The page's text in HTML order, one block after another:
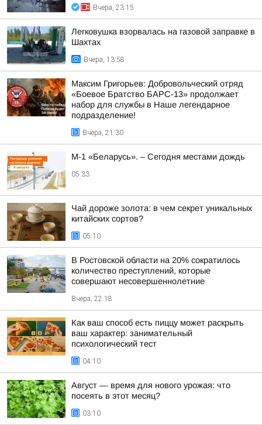
Вчера, 23:15
Легковушка взорвалась на газовой заправке в
Шахтах
Вчера, 13:58
Максим Григорьев: Добровольческий отряд
«Боевое Братство БАРС-13» продолжает
набор для службы в Наше легендарное
подразделение!
Вчера, 21:30
М-1 «Беларусь». – Сегодня местами дождь
05:33
Чай дороже золота: в чем секрет уникальных
китайских сортов?
05:10
В Ростовской области на 20% сократилось
количество преступлений, которые
совершают несовершеннолетние
Вчера, 22:18
Как ваш способ есть пиццу может раскрыть
ваш характер: занимательный
психологический тест
04:10
Август — время для нового урожая: что
посеять в этот месяц?
03:10